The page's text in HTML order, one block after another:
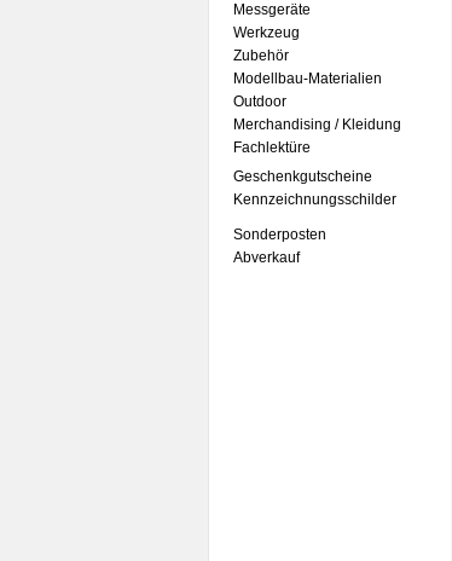
Messgeräte
Werkzeug
Zubehör
Modellbau-Materialien
Outdoor
Merchandising / Kleidung
Fachlektüre
Geschenkgutscheine
Kennzeichnungsschilder
Sonderposten
Abverkauf